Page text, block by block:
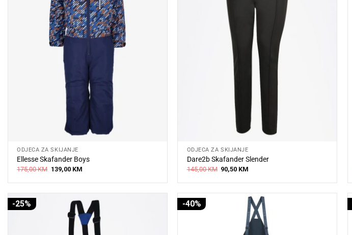
ODJEĆA ZA SKIJANJE
Ellesse Skafander Boys
175,00KM Original
price
139,00 KMCurrent
ODJEĆA ZA SKIJANJE
Dare2b Skafander Slender
145,00KM Original
price
90,50 KM
-25% -40%